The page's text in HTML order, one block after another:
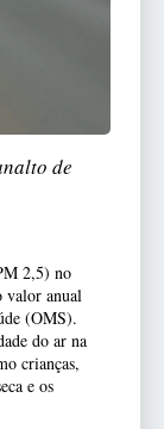
de
2,5) no
valor anual
(OMS).
do ar na
crianças,
e os